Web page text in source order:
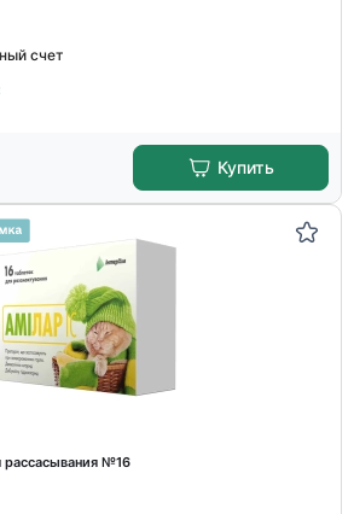
счет
Купить
рассасывания №16